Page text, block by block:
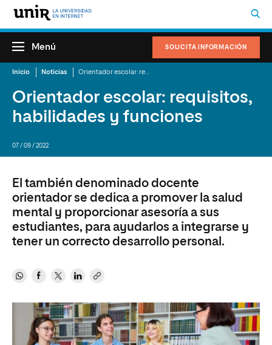
SOLICITA INFORMACIÓN
Menú
Inicio Noticias
Orientador escolar: requisitos,
habilidades y funciones
07 / 09 / 2022
El también denominado docente
orientador se dedica a promover la salud
mental y proporcionar asesoría a sus
estudiantes, para ayudarlos a integrarse y
tener un correcto desarrollo personal.